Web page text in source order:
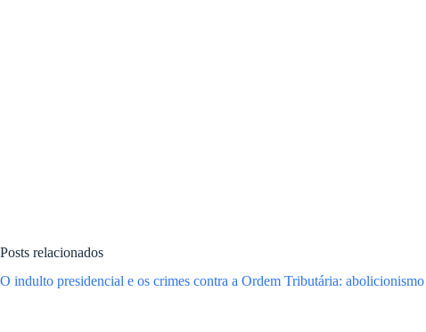
Posts relacionados
O indulto presidencial e os crimes contra a Ordem Tributária: abolicionismo